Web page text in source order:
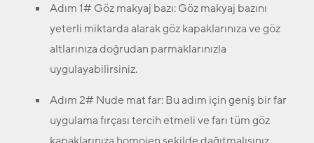
Adım 1# Göz makyaj bazı:Göz makyaj bazını
yeterli miktarda alarak göz kapaklarınıza ve göz
altlarınıza doğrudan parmaklarınızla
uygulayabilirsiniz.
Adım 2# Nude mat far:Bu adım için geniş bir far
uygulama fırçası tercih etmeli ve farı tüm göz